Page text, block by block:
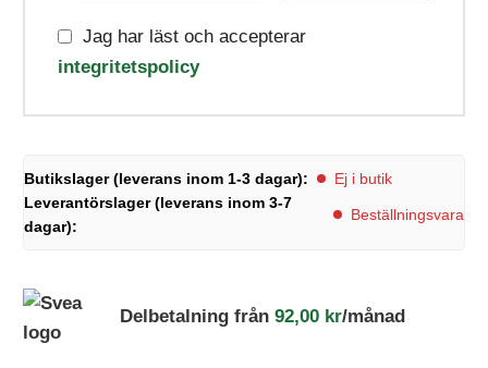
Jag har läst och accepterar
integritetspolicy
Butikslager (leverans inom 1-3 dagar):
Ej i butik
Leverantörslager (leverans inom 3-7
dagar):
Beställningsvara
Delbetalning från 92,00 kr/månad